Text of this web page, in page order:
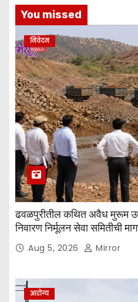
You missed
निवेदन
ढवळपुरीतील कथित अवैध मुरूम
निवारण निर्मूलन सेवा समितीची
Aug 5, 2026 Mirror
आरोग्य